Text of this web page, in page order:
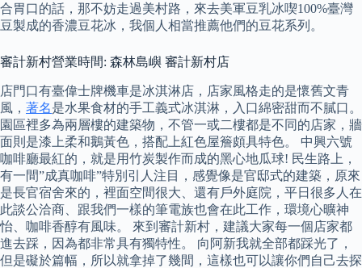
合胃口的話，那不妨走過美村路，來去美軍豆乳冰喫100%臺灣
豆製成的香濃豆花冰，我個人相當推薦他們的豆花系列。
審計新村營業時間: 森林島嶼 審計新村店
店門口有臺偉士牌機車是冰淇淋店，店家風格走的是懷舊文青
風， 著名是水果食材的手工義式冰淇淋，入口綿密甜而不膩口。
園區裡多為兩層樓的建築物，不管一或二樓都是不同的店家，牆
面則是漆上柔和鵝黃色，搭配上紅色屋簷頗具特色。 中興六號
咖啡廳最紅的，就是用竹炭製作而成的黑心地瓜球! 民生路上，
有一間”成真咖啡”特別引人注目，感覺像是官邸式的建築，原來
是長官宿舍來的，裡面空間很大、還有戶外庭院，平日很多人在
此談公洽商、跟我們一樣的筆電族也會在此工作，環境心曠神
怡、咖啡香醇有風味。 來到審計新村，建議大家每一個店家都
進去踩，因為都非常具有獨特性。 向阿新我就全部都踩光了，
但是礙於篇幅，所以就拿掉了幾間，這樣也可以讓你們自己去探